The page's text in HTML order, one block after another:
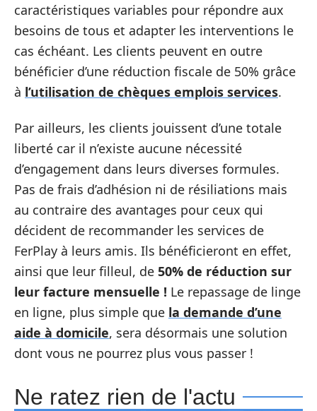
caractéristiques variables pour répondre aux
besoins de tous et adapter les interventions le
cas échéant. Les clients peuvent en outre
bénéficier d’une réduction fiscale de 50% grâce
à l’utilisation de chèques emplois services.
Par ailleurs, les clients jouissent d’une totale
liberté car il n’existe aucune nécessité
d’engagement dans leurs diverses formules.
Pas de frais d’adhésion ni de résiliations mais
au contraire des avantages pour ceux qui
décident de recommander les services de
FerPlay à leurs amis. Ils bénéficieront en effet,
ainsi que leur filleul, de 50% de réduction sur
leur facture mensuelle ! Le repassage de linge
en ligne, plus simple que la demande d’une
aide à domicile, sera désormais une solution
dont vous ne pourrez plus vous passer !
Ne ratez rien de l'actu